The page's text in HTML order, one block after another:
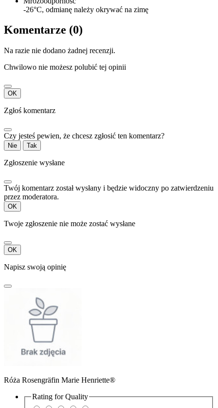
-26°C, odmianę należy okrywać na zimę
Komentarze (0)
Na razie nie dodano żadnej recenzji.
Chwilowo nie możesz polubić tej opinii
OK
Zgłoś komentarz
Czy jesteś pewien, że chcesz zgłosić ten komentarz?
Nie Tak
Zgłoszenie wysłane
Twój komentarz został wysłany i będzie widoczny po zatwierdzeniu
przez moderatora.
OK
Twoje zgłoszenie nie może zostać wysłane
OK
Napisz swoją opinię
Róża Rosengräfin Marie Henriette®
Rating forQuality